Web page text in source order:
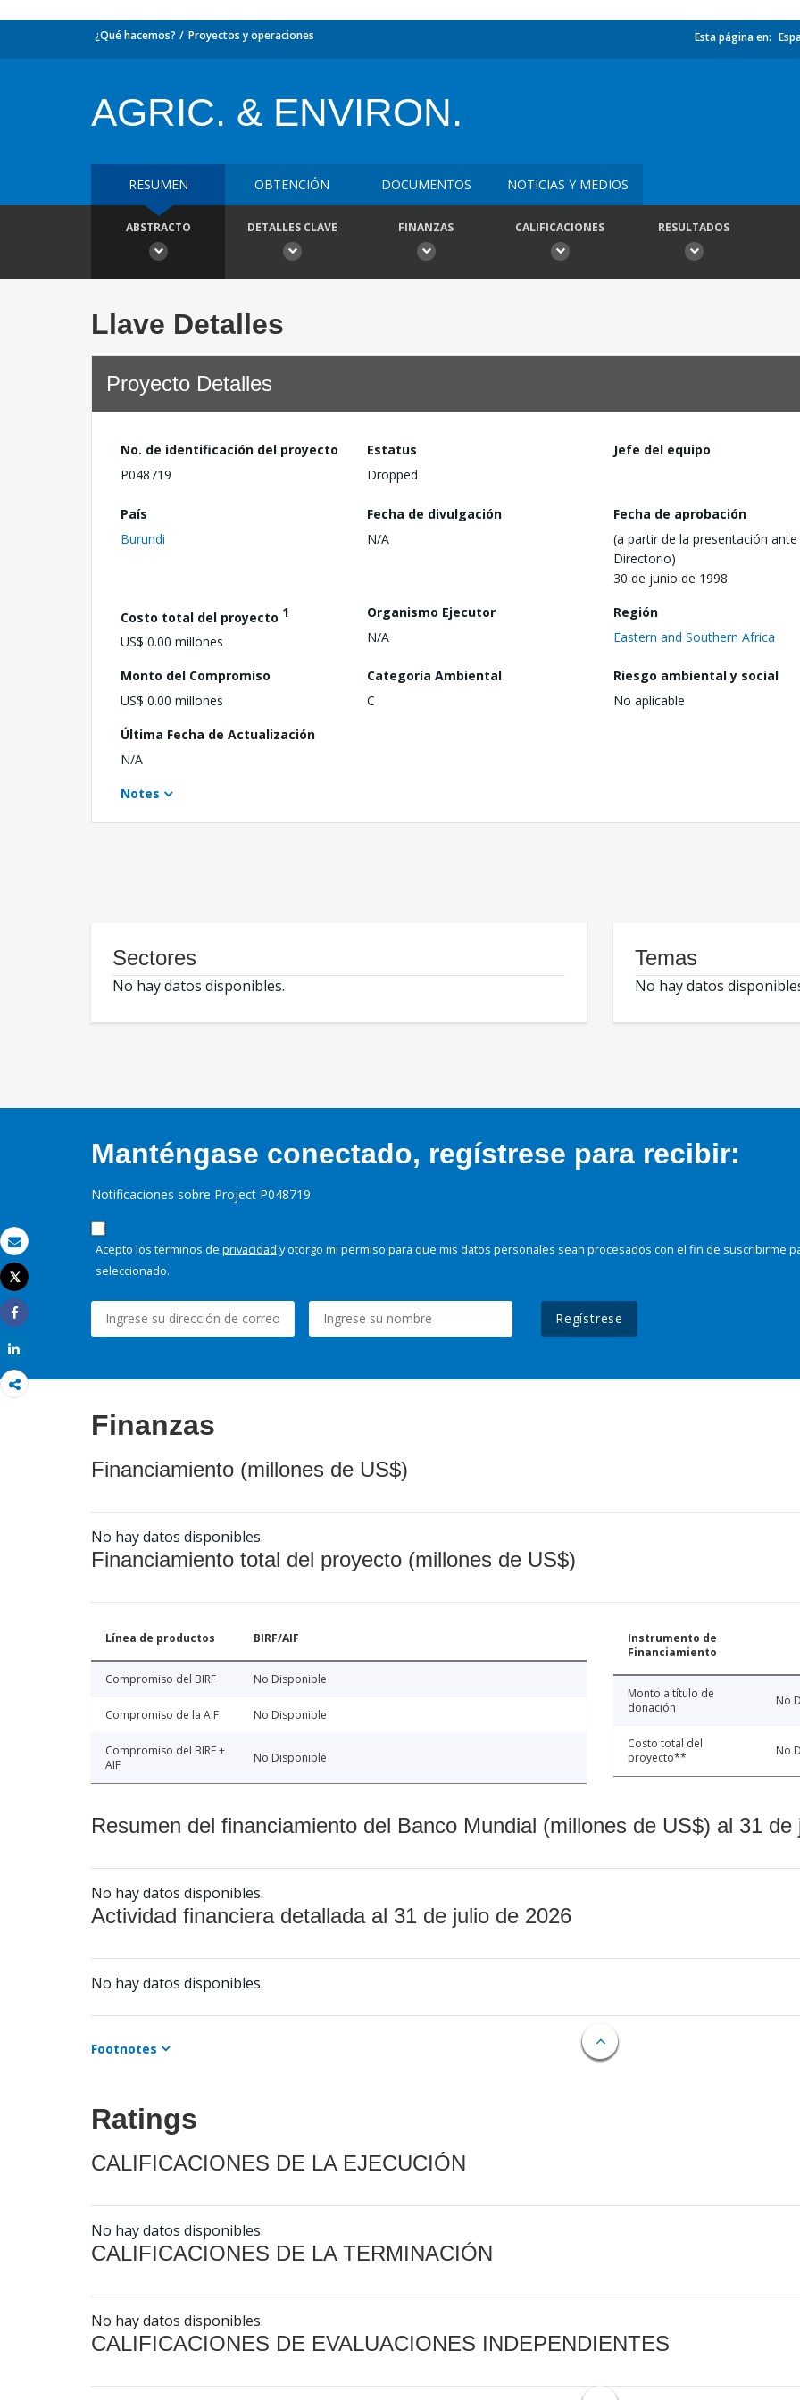
Correo electrónico
Imprimir
Tweet
Share
¿Qué hacemos? Proyectos y operaciones Esta página en:
AGRIC. & ENVIRON.
RESUMEN OBTENCIÓN DOCUMENTOS NOTICIAS Y MEDIOS
ABSTRACTO DETALLES CLAVE FINANZAS CALIFICACIONES RESULTADOS
Llave Detalles
Proyecto Detalles
No. de identificación del proyecto
P048719
Estatus
Dropped
Jefe del equipo
País
Burundi
Fecha de divulgación
N/A
Fecha de aprobación
(a partir de la presentación ante
Directorio)
30 de junio de 1998
Costo total del proyecto 1
US$ 0.00 millones
Organismo Ejecutor
N/A
Región
Eastern and Southern Africa
Monto del Compromiso
US$ 0.00 millones
Categoría Ambiental
C
Riesgo ambiental y social
No aplicable
Última Fecha de Actualización
N/A
Notes
Sectores
No hay datos disponibles.
Temas
No hay datos
Manténgase conectado, regístrese para recibir:
Notificaciones sobre Project P048719
Acepto los términos de privacidad y otorgo mi permiso para que mis datos personales sean procesados con el fin de suscribirme
seleccionado.
Regístrese
Finanzas
Financiamiento (millones de US$)
No hay datos disponibles.
Financiamiento total del proyecto (millones de US$)
Línea de productos BIRF/AIF
Compromiso del BIRF No Disponible
Compromiso de la AIF No Disponible
Compromiso del BIRF +
AIF
No Disponible
Instrumento de
Financiamiento
Monto a título de
donación
No
Costo total del
proyecto**
No
Resumen del financiamiento del Banco Mundial (millones de US$) al 31 de
No hay datos disponibles.
Actividad financiera detallada al 31 de julio de 2026
No hay datos disponibles.
Footnotes
Ratings
CALIFICACIONES DE LA EJECUCIÓN
No hay datos disponibles.
CALIFICACIONES DE LA TERMINACIÓN
No hay datos disponibles.
CALIFICACIONES DE EVALUACIONES INDEPENDIENTES